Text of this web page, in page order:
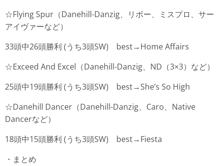
☆Flying Spur（Danehill-Danzig、リボー、ミスプロ、サー
アイヴァーなど）
33頭中26頭勝利 (うち3頭SW) best→Home Affairs
☆Exceed And Excel（Danehill-Danzig、ND（3×3）など）
25頭中19頭勝利 (うち3頭SW) best→She’s So High
☆Danehill Dancer（Danehill-Danzig、Caro、Native
Dancerなど）
18頭中15頭勝利 (うち3頭SW) best→Fiesta
・まとめ